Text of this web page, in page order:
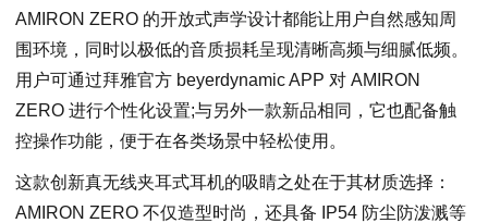
AMIRON ZERO 的开放式声学设计都能让用户自然感知周
围环境，同时以极低的音质损耗呈现清晰高频与细腻低频。
用户可通过拜雅官方 beyerdynamic APP 对 AMIRON
ZERO 进行个性化设置;与另外一款新品相同，它也配备触
控操作功能，便于在各类场景中轻松使用。
这款创新真无线夹耳式耳机的吸睛之处在于其材质选择：
AMIRON ZERO 不仅造型时尚，还具备 IP54 防尘防泼溅等